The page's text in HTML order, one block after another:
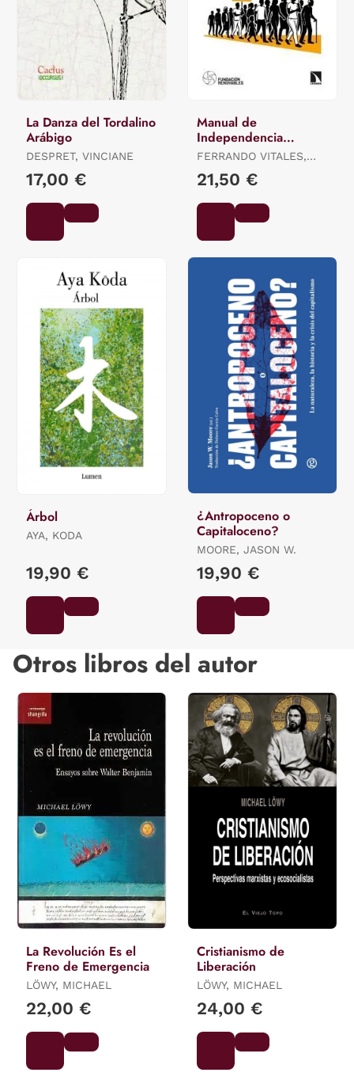
La Danza del Tordalino
Arábigo
DESPRET, VINCIANE
17,00 €
Manual de
Independencia
Energética
FERRANDO VITALES,
LÓPEZ, ISMAEL
21,50 €
Árbol
AYA, KODA
19,90 €
¿Antropoceno o
Capitaloceno?
MOORE, JASON W.
19,90 €
Otros libros del autor
La Revolución Es el
Freno de Emergencia
LÖWY, MICHAEL
22,00 €
Cristianismo de
Liberación
LÖWY, MICHAEL
24,00 €